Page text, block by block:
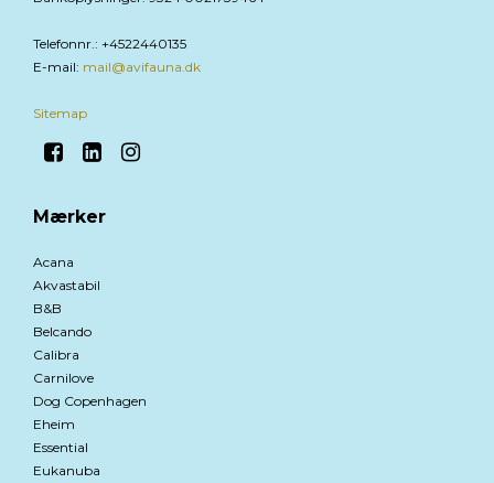
Telefonnr.: +4522440135
E-mail: mail@avifauna.dk
Sitemap
Mærker
Acana
Akvastabil
B&B
Belcando
Calibra
Carnilove
Dog Copenhagen
Eheim
Essential
Eukanuba